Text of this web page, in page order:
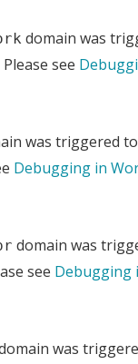
domain was
see
was triggered
Debugging in
domain was
see Debugging
was